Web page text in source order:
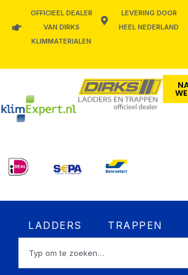
OFFICIEEL DEALER
VAN DIRKS
KLIMMATERIALEN
LEVERING DOOR
HEEL NEDERLAND
LADDERS Open LADDERS
TRAPPEN